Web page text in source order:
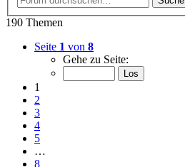
190 Themen
Seite 1 von 8
Gehe zu Seite:
1
2
3
4
5
…
8